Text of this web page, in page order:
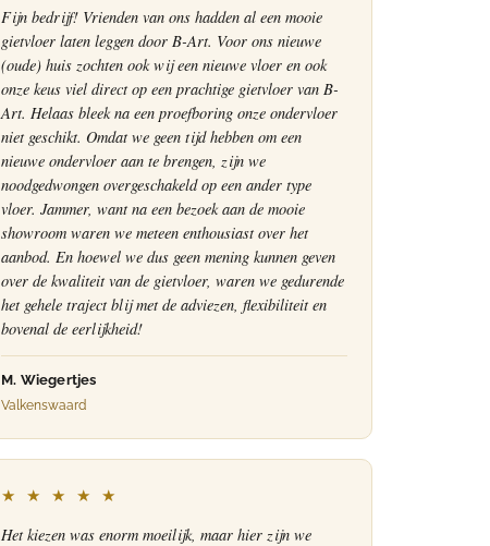
Fijn bedrijf! Vrienden van ons hadden al een mooie
gietvloer laten leggen door B-Art. Voor ons nieuwe
(oude) huis zochten ook wij een nieuwe vloer en ook
onze keus viel direct op een prachtige gietvloer van B-
Art. Helaas bleek na een proefboring onze ondervloer
niet geschikt. Omdat we geen tijd hebben om een
nieuwe ondervloer aan te brengen, zijn we
noodgedwongen overgeschakeld op een ander type
vloer. Jammer, want na een bezoek aan de mooie
showroom waren we meteen enthousiast over het
aanbod. En hoewel we dus geen mening kunnen geven
over de kwaliteit van de gietvloer, waren we gedurende
het gehele traject blij met de adviezen, flexibiliteit en
bovenal de eerlijkheid!
M. Wiegertjes
Valkenswaard
★ ★ ★ ★ ★
Het kiezen was enorm moeilijk, maar hier zijn we